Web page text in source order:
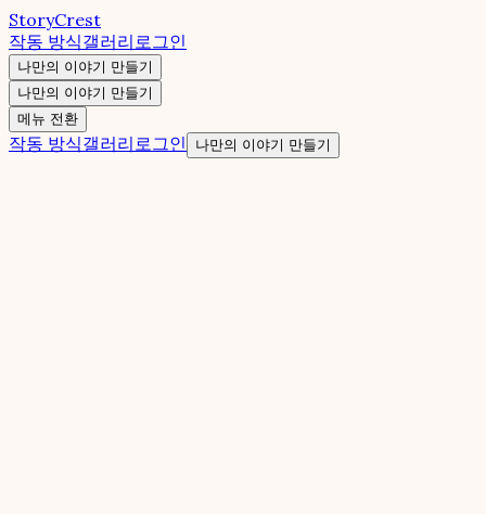
StoryCrest
작동 방식갤러리로그인
나만의 이야기 만들기
나만의 이야기 만들기
메뉴 전환
작동 방식갤러리로그인 나만의 이야기 만들기